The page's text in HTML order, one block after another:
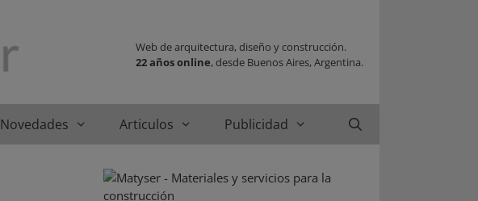
Web de arquitectura, diseño y construcción.
22 años online, desde Buenos Aires, Argentina.
Novedades Articulos Publicidad